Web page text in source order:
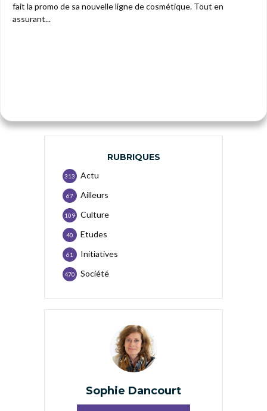
fait la promo de sa nouvelle ligne de cosmétique. Tout en
assurant...
RUBRIQUES
Actu
313
Ailleurs
67
Culture
109
Etudes
40
Initiatives
61
Société
470
Sophie Dancourt